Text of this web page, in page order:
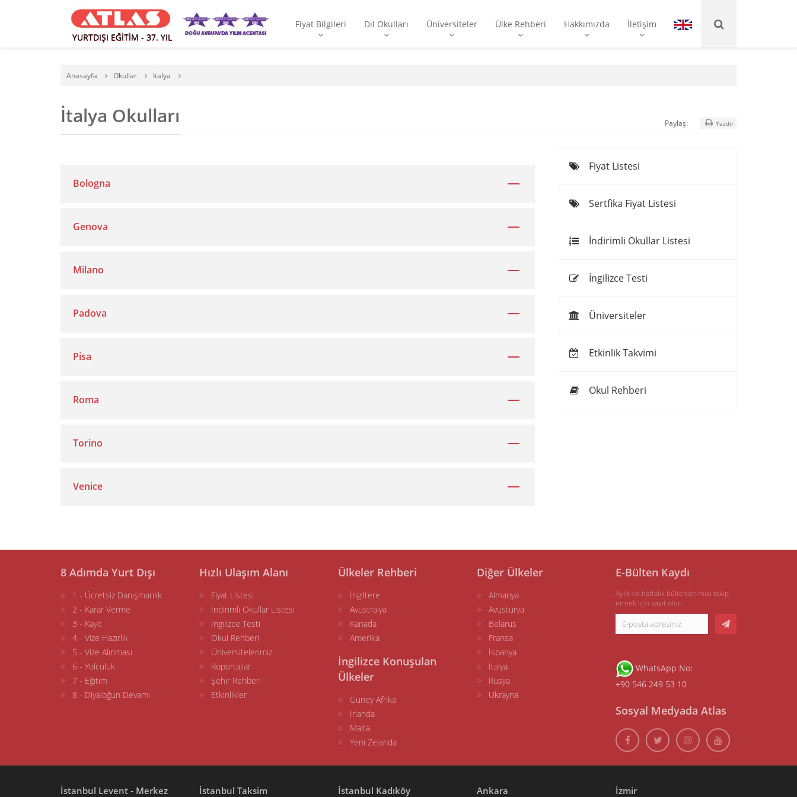
YURTDIŞI EĞİTİM - 37. YIL
Fiyat Bilgileri Dil Okulları Üniversiteler Ülke Rehberi Hakkımızda İletişim
Anasayfa Okullar İtalya
İtalya Okulları Paylaş: Yazdır
Bologna
Genova
Milano
Padova
Pisa
Roma
Torino
Venice
Fiyat Listesi
Sertfika Fiyat Listesi
İndirimli Okullar Listesi
İngilizce Testi
Üniversiteler
Etkinlik Takvimi
Okul Rehberi
8 Adımda Yurt Dışı
1 - Ücretsiz Danışmanlık
2 - Karar Verme
3 - Kayıt
4 - Vize Hazırlık
5 - Vize Alınması
6 - Yolculuk
7 - Eğitim
8 - Diyaloğun Devamı
Hızlı Ulaşım Alanı
Fiyat Listesi
İndirimli Okullar Listesi
İngilizce Testi
Okul Rehberi
Üniversitelerimiz
Röportajlar
Şehir Rehberi
Etkinlikler
Ülkeler Rehberi
İngiltere
Avustralya
Kanada
Amerika
İngilizce Konuşulan
Ülkeler
Güney Afrika
İrlanda
Malta
Yeni Zelanda
Diğer Ülkeler
Almanya
Avusturya
Belarus
Fransa
İspanya
İtalya
Rusya
Ukrayna
E-Bülten Kaydı
Aylık ve haftalık bültenlerimizi takip
etmek için kayıt olun.
WhatsApp No:
+90 546 249 53 10
Sosyal Medyada Atlas
İstanbul Levent - Merkez İstanbul Taksim İstanbul Kadıköy Ankara İzmir